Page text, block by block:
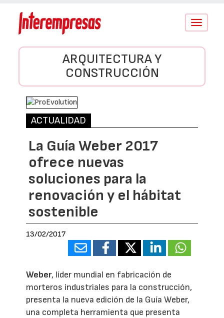
Conmutar
ARQUITECTURA Y
CONSTRUCCIÓN
ACTUALIDAD
La Guía Weber 2017
ofrece nuevas
soluciones para la
renovación y el hábitat
sostenible
13/02/2017
Weber, líder mundial en fabricación de
morteros industriales para la construcción,
presenta la nueva edición de la Guía Weber,
una completa herramienta que presenta